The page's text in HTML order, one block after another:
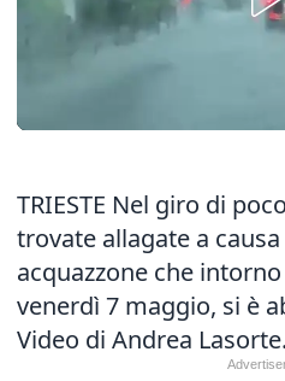
TRIESTE Nel giro di
trovate allagate a
acquazzone che
venerdì 7 maggio, si è
Video di Andrea Lasorte.